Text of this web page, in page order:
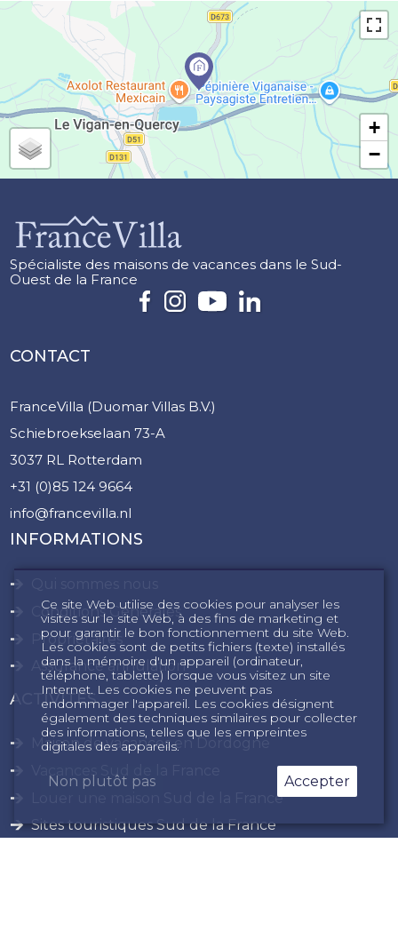
+
−
Spécialiste des maisons de vacances dans le Sud-
Ouest de la France
CONTACT
FranceVilla (Duomar Villas B.V.)
Schiebroekselaan 73-A
3037 RL Rotterdam
+31 (0)85 124 9664
info@francevilla.nl
INFORMATIONS
Conditions Générales
Propriétaires
Assurance annulation
ACTIVITÉS
Maison de vacances en Dordogne
Vacances Sud de la France
Louer une maison Sud de la France
Sites touristiques Sud de la France
Ce site Web utilise des cookies pour analyser les
visites sur le site Web, à des fins de marketing et
pour garantir le bon fonctionnement du site Web.
Les cookies sont de petits fichiers (texte) installés
dans la mémoire d'un appareil (ordinateur,
téléphone, tablette) lorsque vous visitez un site
Internet. Les cookies ne peuvent pas
endommager l'appareil. Les cookies désignent
également des techniques similaires pour collecter
des informations, telles que les empreintes
digitales des appareils.
Non plutôt pas Accepter